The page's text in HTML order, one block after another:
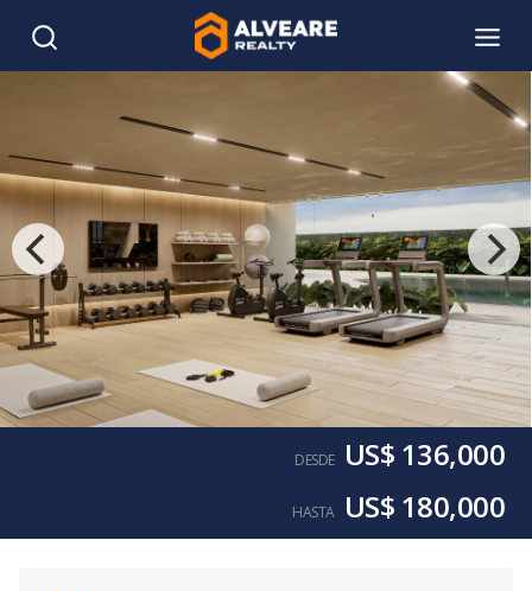
DESDE US$ 136,000
HASTA US$ 180,000